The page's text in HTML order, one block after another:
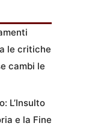
le critiche
cambi le
L’Insulto
e la Fine